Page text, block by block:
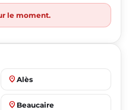
le moment.
place Alès
place Beaucaire